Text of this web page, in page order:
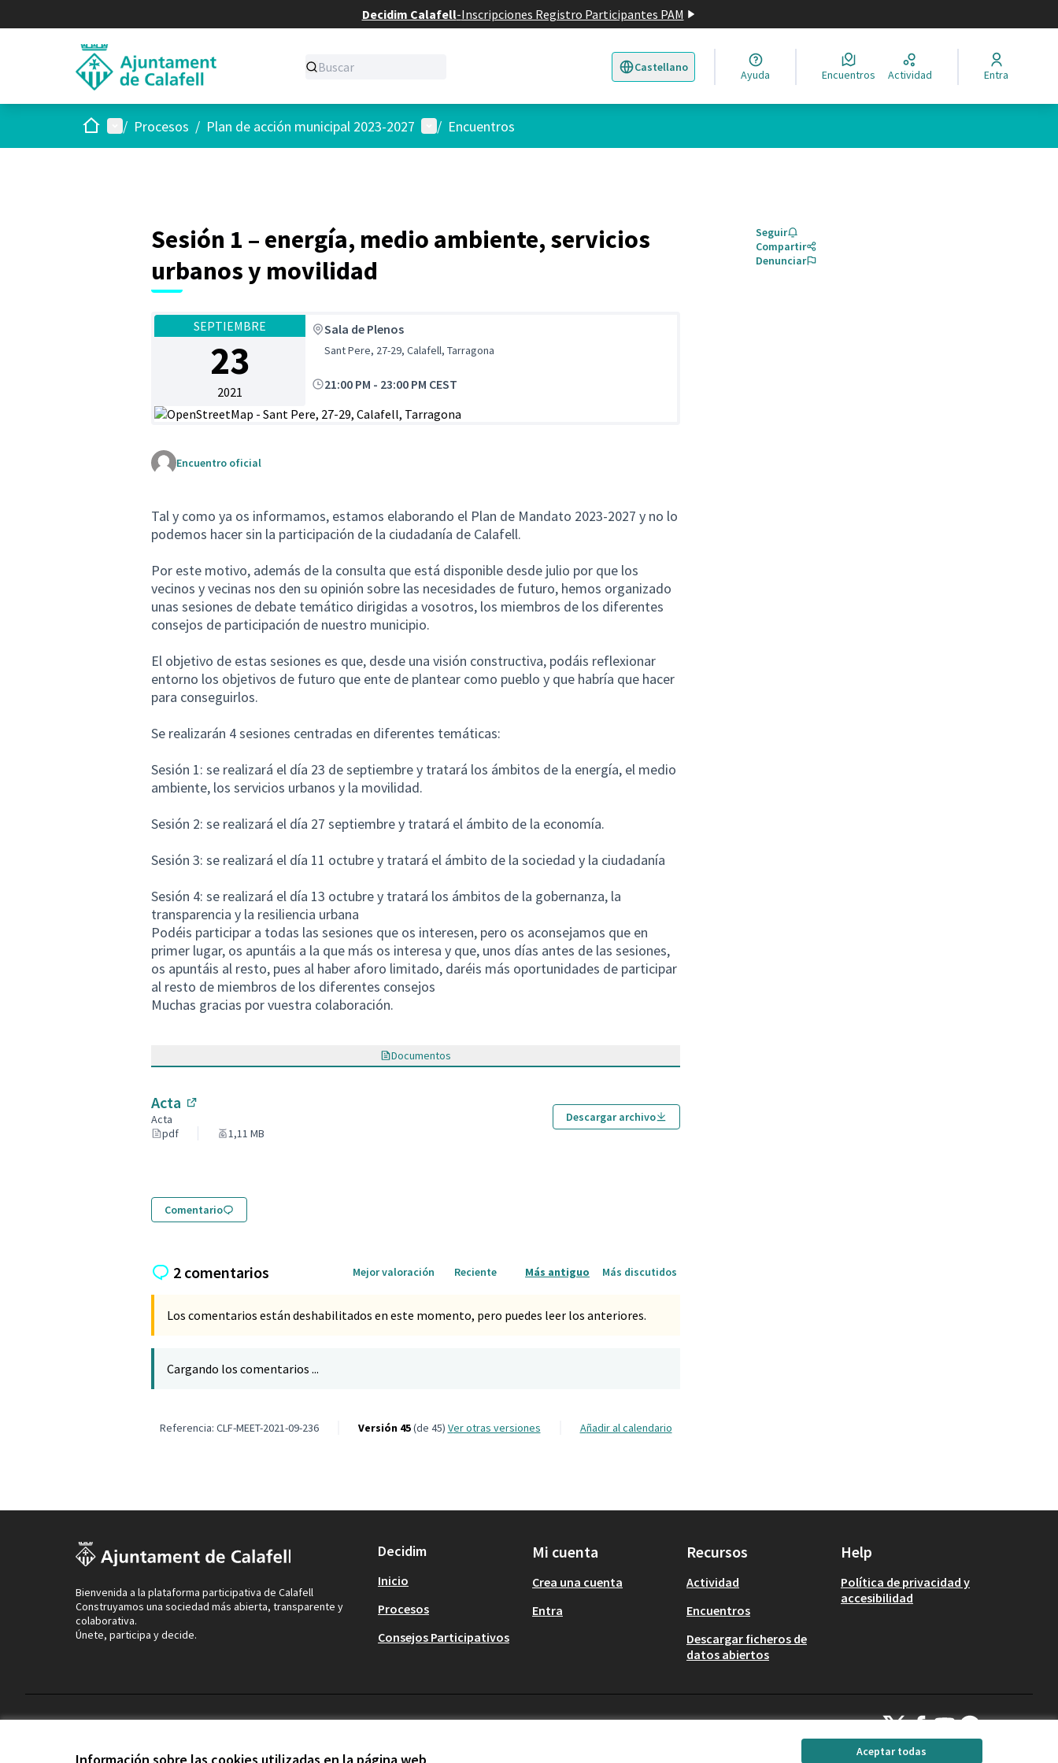
Información sobre las cookies utilizadas en la página web Aceptar todas
Decidim Calafell-Inscripciones Registro Participantes PAM
Castellano
Triar la llengua Elegir el idioma
Ayuda Encuentros Actividad Entra
InicioMenú principal
/ Procesos / Plan de acción municipal 2023-2027 Menú de usuario
/ Encuentros
Sesión 1 – energía, medio ambiente, servicios
urbanos y movilidad
SEPTIEMBRE
23
2021
Sala de Plenos
Sant Pere, 27-29, Calafell, Tarragona
21:00 PM - 23:00 PM CEST
Encuentro oficial
Tal y como ya os informamos, estamos elaborando el Plan de Mandato 2023-2027 y no lo
podemos hacer sin la participación de la ciudadanía de Calafell.
Por este motivo, además de la consulta que está disponible desde julio por que los
vecinos y vecinas nos den su opinión sobre las necesidades de futuro, hemos organizado
unas sesiones de debate temático dirigidas a vosotros, los miembros de los diferentes
consejos de participación de nuestro municipio.
El objetivo de estas sesiones es que, desde una visión constructiva, podáis reflexionar
entorno los objetivos de futuro que ente de plantear como pueblo y que habría que hacer
para conseguirlos.
Se realizarán 4 sesiones centradas en diferentes temáticas:
Sesión 1: se realizará el día 23 de septiembre y tratará los ámbitos de la energía, el medio
ambiente, los servicios urbanos y la movilidad.
Sesión 2: se realizará el día 27 septiembre y tratará el ámbito de la economía.
Sesión 3: se realizará el día 11 octubre y tratará el ámbito de la sociedad y la ciudadanía
Sesión 4: se realizará el día 13 octubre y tratará los ámbitos de la gobernanza, la
transparencia y la resiliencia urbana
Podéis participar a todas las sesiones que os interesen, pero os aconsejamos que en
primer lugar, os apuntáis a la que más os interesa y que, unos días antes de las sesiones,
os apuntáis al resto, pues al haber aforo limitado, daréis más oportunidades de participar
al resto de miembros de los diferentes consejos
Muchas gracias por vuestra colaboración.
Documentos
Acta
Acta
pdf
1,11 MB
Descargar archivo
Comentario
Seguir
Compartir
Denunciar
2 comentarios Mejor valoración Reciente Más antiguo Más discutidos
Los comentarios están deshabilitados en este momento, pero puedes leer los anteriores.
Cargando los comentarios ...
Referencia: CLF-MEET-2021-09-236 Versión 45(de 45) ver otras versiones Añadir al calendario
Bienvenida a la plataforma participativa de Calafell
Construyamos una sociedad más abierta, transparente y
colaborativa.
Únete, participa y decide.
Decidim
Inicio
Procesos
Consejos Participativos
Mi cuenta
Crea una cuenta
Entra
Recursos
Actividad
Encuentros
Descargar ficheros de
datos abiertos
Help
Política de privacidad y
accesibilidad
Decidim Calafell en X
(Enlace externo)
Decidim Calafell en Facebook
(Enlace externo)
Decidim Calafell en
(Enlace externo)
Decidim Calafell en
(Enlace externo)